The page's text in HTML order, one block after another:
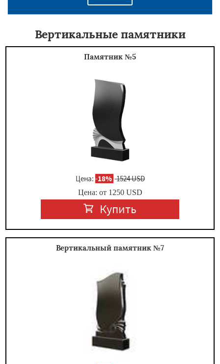
Вертикальные памятники
Памятник №5
Цена: -18% 1524 USD
Цена: от 1250USD
Купить
Вертикальный памятник №7